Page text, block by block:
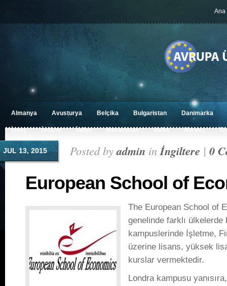
Ana
Almanya Avusturya Belçika Bulgaristan Danimarka
İsveç İsviçre İtalya Macaristan Malta Norveç
JUL 13, 2015 Posted byadmin inİngiltere | 0
European School of
The European School of
genelinde farklı ülkelerde
kampuslerinde İşletme,
üzerine lisans, yüksek
kurslar vermektedir.
Londra kampusu